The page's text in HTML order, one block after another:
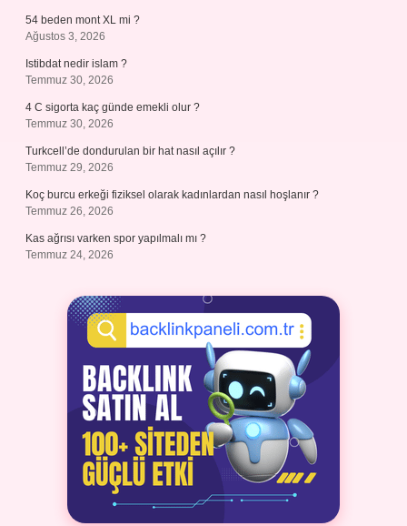
54 beden mont XL mi ?
Ağustos 3, 2026
Istibdat nedir islam ?
Temmuz 30, 2026
4 C sigorta kaç günde emekli olur ?
Temmuz 30, 2026
Turkcell’de dondurulan bir hat nasıl açılır ?
Temmuz 29, 2026
Koç burcu erkeği fiziksel olarak kadınlardan nasıl hoşlanır ?
Temmuz 26, 2026
Kas ağrısı varken spor yapılmalı mı ?
Temmuz 24, 2026